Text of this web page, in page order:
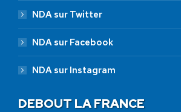
NDA sur Twitter
NDA sur Facebook
NDA sur Instagram
DEBOUT LA FRANCE